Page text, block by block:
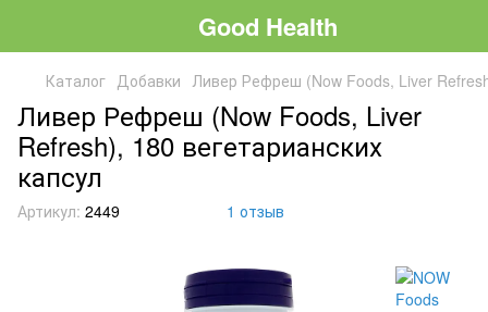
Good Health
Каталог Добавки Ливер Рефреш (Now Foods, Liver
Ливер Рефреш (Now Foods, Liver
Refresh), 180 вегетарианских
капсул
Артикул: 2449 1 отзыв